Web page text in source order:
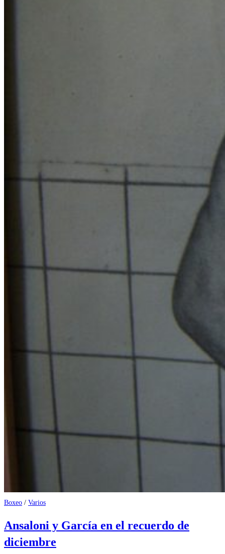
Boxeo / Varios
Ansaloni y García en el recuerdo de
diciembre